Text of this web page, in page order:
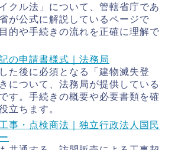
クル法」について、管轄省庁であ
が公式に解説しているページで
的や手続きの流れを正確に理解で
の申請書様式｜法務局
た後に必須となる「建物滅失登
について、法務局が提供している
す。手続きの概要や必要書類を確
立ちます。
事・点検商法｜独立行政法人国民